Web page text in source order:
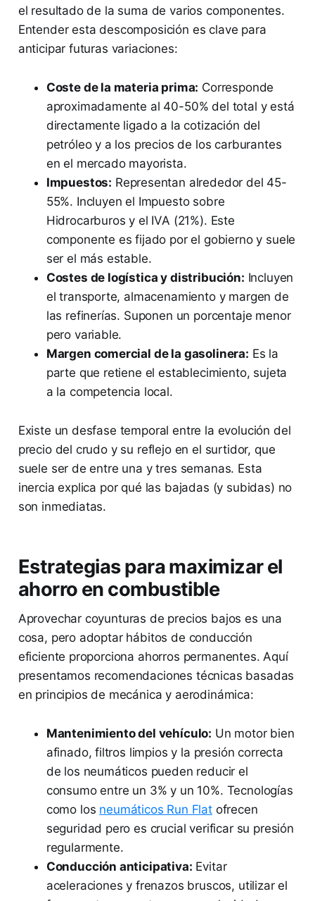
el resultado de la suma de varios componentes.
Entender esta descomposición es clave para
anticipar futuras variaciones:
Coste de la materia prima: Corresponde
aproximadamente al 40-50% del total y está
directamente ligado a la cotización del
petróleo y a los precios de los carburantes
en el mercado mayorista.
Impuestos: Representan alrededor del 45-
55%. Incluyen el Impuesto sobre
Hidrocarburos y el IVA (21%). Este
componente es fijado por el gobierno y suele
ser el más estable.
Costes de logística y distribución: Incluyen
el transporte, almacenamiento y margen de
las refinerías. Suponen un porcentaje menor
pero variable.
Margen comercial de la gasolinera: Es la
parte que retiene el establecimiento, sujeta
a la competencia local.
Existe un desfase temporal entre la evolución del
precio del crudo y su reflejo en el surtidor, que
suele ser de entre una y tres semanas. Esta
inercia explica por qué las bajadas (y subidas) no
son inmediatas.
Estrategias para maximizar el
ahorro en combustible
Aprovechar coyunturas de precios bajos es una
cosa, pero adoptar hábitos de conducción
eficiente proporciona ahorros permanentes. Aquí
presentamos recomendaciones técnicas basadas
en principios de mecánica y aerodinámica:
Mantenimiento del vehículo: Un motor bien
afinado, filtros limpios y la presión correcta
de los neumáticos pueden reducir el
consumo entre un 3% y un 10%. Tecnologías
como los neumáticos Run Flatofrecen
seguridad pero es crucial verificar su presión
regularmente.
Conducción anticipativa: Evitar
aceleraciones y frenazos bruscos, utilizar el